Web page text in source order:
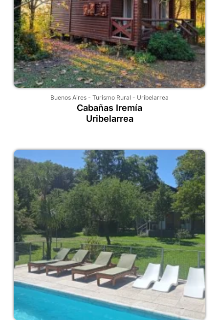
Buenos Aires - Turismo Rural - Uribelarrea
Cabañas Iremía
Uribelarrea